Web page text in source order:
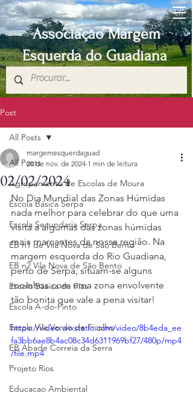
Associação Margem
Esquerda do Guadiana
Post
All Posts
Agrupamento de Escolas de Moura
Escola Básica Serpa
Escola Secundaria Serpa
EB n1 de Vila Nova de São Bento
EB n2 Vila Nova de São Bento
Escola Básica de Pias
Escola A-do-Pinto
Escola Vila Verde de Ficalho
EB Abade Correia da Serra
Projeto Rios
Educacao Ambiental
All Posts
02/02/2024
margemesquerdaguad
20 de nov. de 2024 1 min de leitura
No Dia Mundial das Zonas Húmidas
nada melhor para celebrar do que uma
visita a algumas das zonas húmidas
mais marcantes da nossa região. Na
margem esquerda do Rio Guadiana,
perto de Serpa, situam-se alguns
moinhos com uma zona envolvente
tão bonita que vale a pena visitar!
https://video.wixstatic.com/video/8b4eda_ee
fa3bb6ae8b4ac08c34d6311969bf27/480p/mp4
/file.mp4